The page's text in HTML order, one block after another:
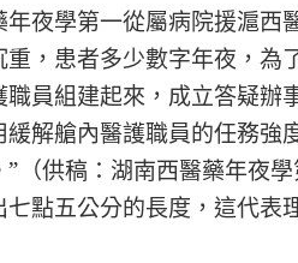
學第一從屬病院援滬西
，患者多少數字年夜，為
員組建起來，成立答疑辦
解艙內醫護職員的任務強
（供稿：湖南西醫藥年夜
點五公分的長度，這代表